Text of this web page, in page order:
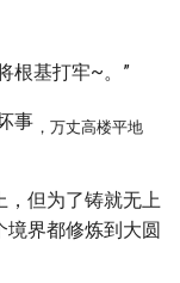
根基打牢~。”
事 ，万丈高楼平地
，但为了铸就无上
境界都修炼到大圆